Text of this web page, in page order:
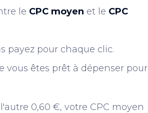
le CPC moyen et le CPC
payez pour chaque clic.
vous êtes prêt à dépenser pour
0,60 €, votre CPC moyen